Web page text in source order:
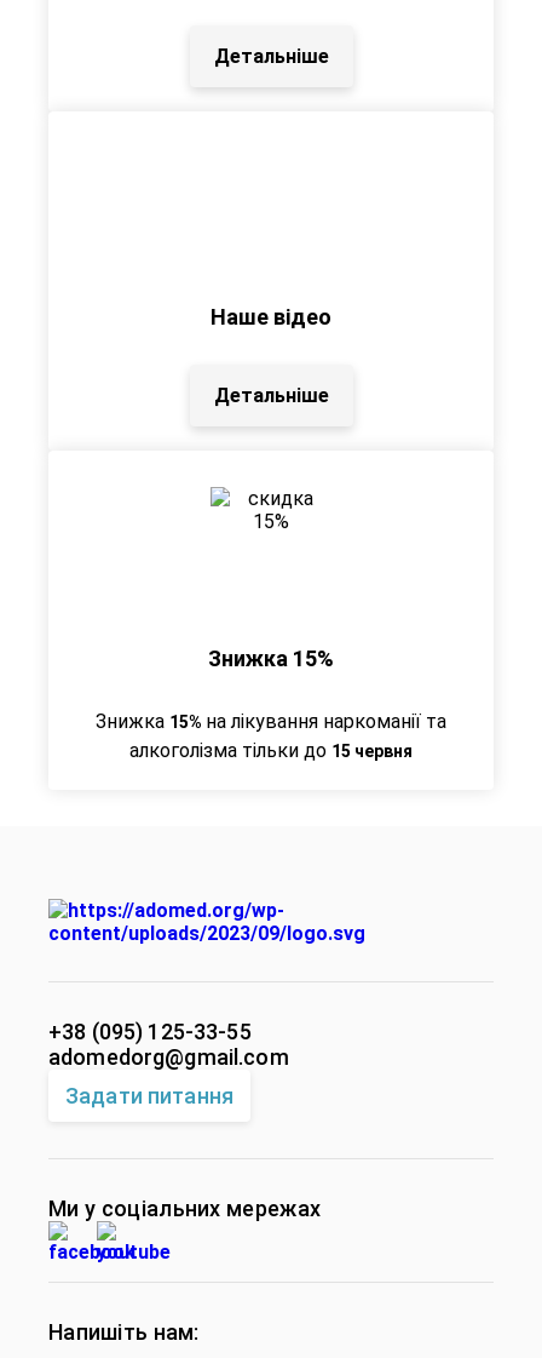
Детальніше
Наше відео
Детальніше
Знижка 15%
Знижка 15% на лікування наркоманії та
алкоголізма тільки до 15 червня
+38 (095) 125-33-55
adomedorg@gmail.com
Задати питання
Ми у соціальних мережах
Напишіть нам: